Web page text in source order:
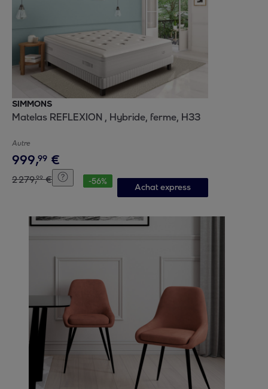
SIMMONS
Matelas REFLEXION , Hybride, ferme, H33
Autre
999,99 €
2279,99 € -56%
Achat express